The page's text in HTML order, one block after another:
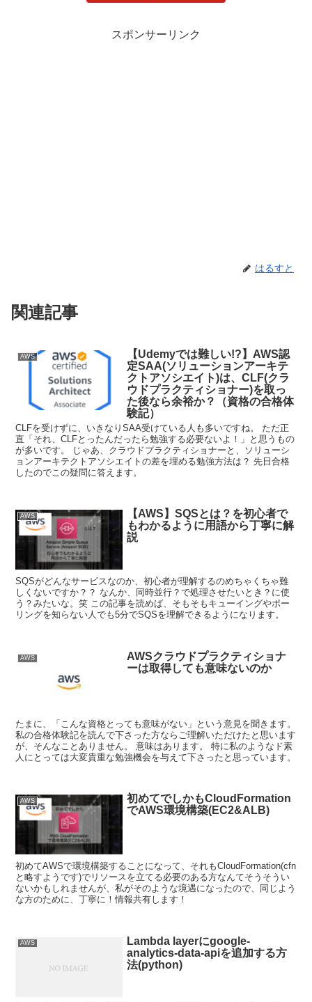
スポンサーリンク
はるすと
関連記事
AWS
【Udemyでは難しい!?】AWS認
定SAA(ソリューションアーキテ
クトアソシエイト)は、CLF(クラ
ウドプラクティショナー)を取っ
た後なら余裕か？（資格の合格体
験記）
CLFを受けずに、いきなりSAA受けている人も多いですね。 ただ正
直「それ、CLFとったんだったら勉強する必要ないよ！」と思うもの
が多いです。 じゃあ、クラウドプラクティショナーと、ソリューシ
ョンアーキテクトアソシエイトの差を埋める勉強方法は？ 先日合格
したのでこの疑問に答えます。
AWS
【AWS】SQSとは？を初心者で
もわかるように用語から丁寧に解
説
SQSがどんなサービスなのか、初心者が理解するのめちゃくちゃ難
しくないですか？？ なんか、同時並行？で処理させたいとき？に使
う？みたいな。笑 この記事を読めば、そもそもキューイングやポー
リングを知らない人でも5分でSQSを理解できるようになります。
AWS
AWSクラウドプラクティショナ
ーは取得しても意味ないのか
たまに、「こんな資格とっても意味がない」という意見を聞きます。
私の合格体験記を読んで下さった方ならご理解いただけたと思います
が、そんなことありません。 意味はあります。 特に私のようなド素
人にとっては大変貴重な勉強機会を与えて下さったと思っています。
AWS
初めてでしかもCloudFormation
でAWS環境構築(EC2&ALB)
初めてAWSで環境構築することになって、それもCloudFormation(cfn
と略すようです)でリソースを立てる必要のある方なんてそうそうい
ないかもしれませんが、私がそのような境遇になったので、同じよう
な方のために、丁寧に！情報共有します！
AWS
Lambda layerにgoogle-
analytics-data-apiを追加する方
法(python)